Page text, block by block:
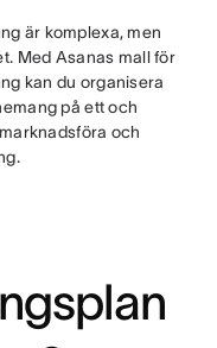
är komplexa, men
Med Asanas mall för
kan du organisera
på ett och
och